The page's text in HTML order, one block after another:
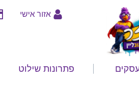
אזור אישי
פתרונות שילוט